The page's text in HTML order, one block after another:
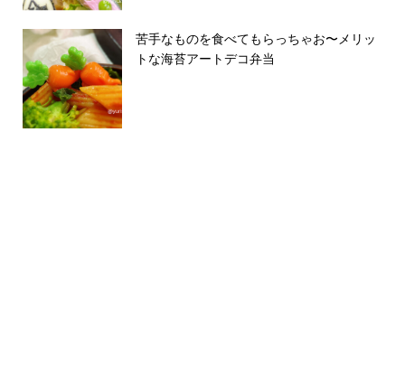
苦手なものを食べてもらっちゃお〜メリッ
トな海苔アートデコ弁当